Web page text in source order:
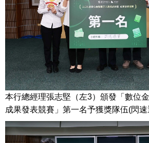
本行總經理張志堅（左3）頒發「數位
成果發表競賽」第一名予獲獎隊伍(閃速